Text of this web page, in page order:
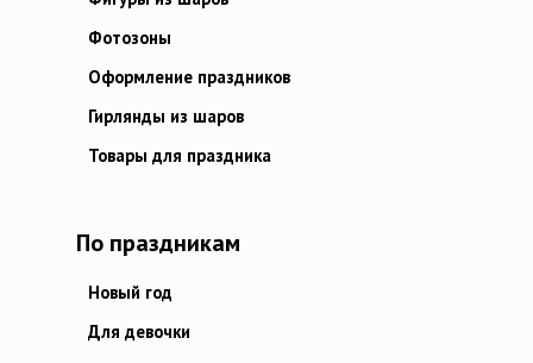
Фотозоны
Оформление праздников
Гирлянды из шаров
Товары для праздника
По праздникам
Новый год
Для девочки